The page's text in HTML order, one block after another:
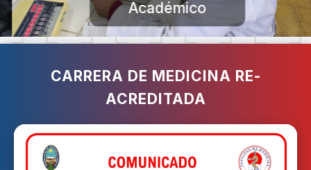
Académico
CARRERA DE MEDICINA RE-
ACREDITADA